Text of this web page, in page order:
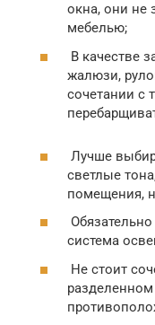
окна, они не
мебелью;
В качестве
жалюзи,
сочетании с
Лучше
светлые
помещения,
система
Не стоит